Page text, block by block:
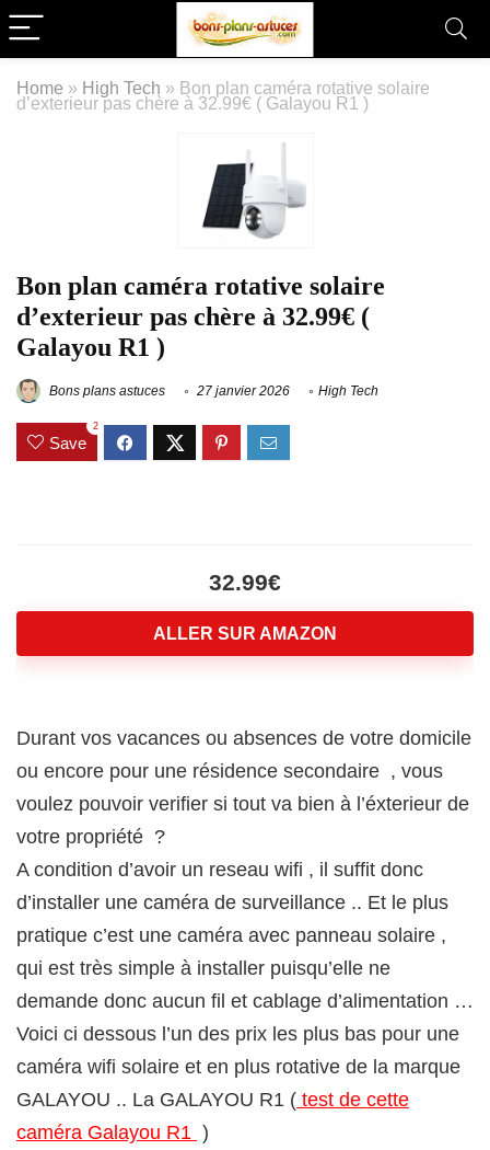
Home » High Tech » Bon plan caméra rotative solaire
d’exterieur pas chère à 32.99€ ( Galayou R1 )
Bon plan caméra rotative solaire
d’exterieur pas chère à 32.99€ (
Galayou R1 )
Bons plans astuces 27 janvier 2026 High Tech
Save
2
32.99€
ALLER SUR AMAZON
Durant vos vacances ou absences de votre domicile
ou encore pour une résidence secondaire , vous
voulez pouvoir verifier si tout va bien à l’éxterieur de
votre propriété ?
A condition d’avoir un reseau wifi , il suffit donc
d’installer une caméra de surveillance .. Et le plus
pratique c’est une caméra avec panneau solaire ,
qui est très simple à installer puisqu’elle ne
demande donc aucun fil et cablage d’alimentation …
Voici ci dessous l’un des prix les plus bas pour une
caméra wifi solaire et en plus rotative de la marque
GALAYOU .. La GALAYOU R1 ( test de cette
caméra Galayou R1 )